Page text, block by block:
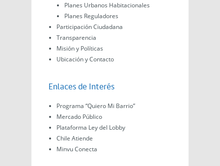
Planes Urbanos Habitacionales
Planes Reguladores
Participación Ciudadana
Transparencia
Misión y Políticas
Ubicación y Contacto
Enlaces de Interés
Programa “Quiero Mi Barrio”
Mercado Público
Plataforma Ley del Lobby
Chile Atiende
Minvu Conecta